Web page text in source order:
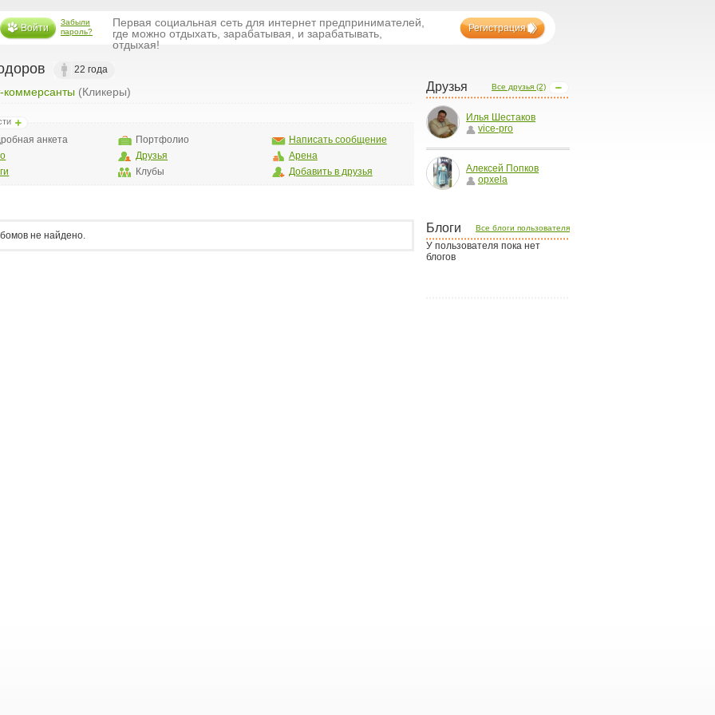
Войти
Забыли
пароль?
Первая социальная сеть для интернет предпринимателей,
где можно отдыхать, зарабатывая, и зарабатывать,
отдыхая!
Регистрация
Все друзья (2)
Друзья
Илья Шестаков
vice-pro
Алексей Попков
opxela
Все блоги пользователя
Блоги
У пользователя пока нет
блогов
22 года
коммерсанты (Кликеры)
анкета
Портфолио
Друзья
Клубы
Написать сообщение
Арена
Добавить в друзья
не найдено.